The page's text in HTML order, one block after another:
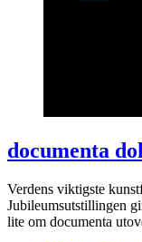
documenta
Verdens viktigste
Jubileumsutstillingen
lite om documenta